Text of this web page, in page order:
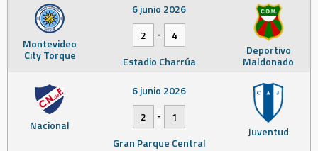
Montevideo
City Torque Deportivo
Maldonado
6 junio 2026
2
-
4
Estadio Charrúa
Nacional Juventud
6 junio 2026
2
-
1
Gran Parque Central